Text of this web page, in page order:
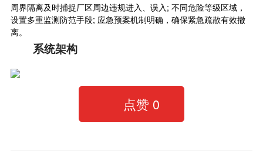
周界隔离及时捕捉厂区周边违规进入、误入; 不同危险等级区域，
设置多重监测防范手段; 应急预案机制明确，确保紧急疏散有效撤
离。
系统架构
点赞 0